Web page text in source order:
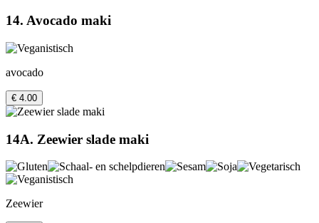
14. Avocado maki
avocado
€ 4.00
14A. Zeewier slade maki
Zeewier